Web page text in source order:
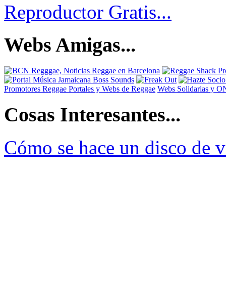
Reproductor Gratis...
Webs Amigas...
Promotores Reggae Portales y Webs de Reggae Webs Solidarias y
Cosas Interesantes...
Cómo se hace un disco de